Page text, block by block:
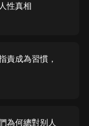
性真相
責成為習慣，
為何總對别人